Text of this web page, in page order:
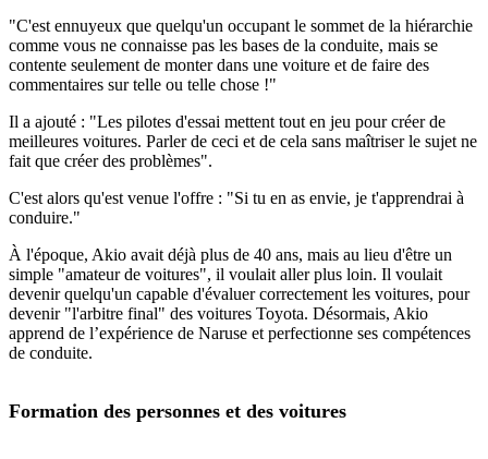
"C'est ennuyeux que quelqu'un occupant le sommet de la hiérarchie
comme vous ne connaisse pas les bases de la conduite, mais se
contente seulement de monter dans une voiture et de faire des
commentaires sur telle ou telle chose !"
Il a ajouté : "Les pilotes d'essai mettent tout en jeu pour créer de
meilleures voitures. Parler de ceci et de cela sans maîtriser le sujet ne
fait que créer des problèmes".
C'est alors qu'est venue l'offre : "Si tu en as envie, je t'apprendrai à
conduire."
À l'époque, Akio avait déjà plus de 40 ans, mais au lieu d'être un
simple "amateur de voitures", il voulait aller plus loin. Il voulait
devenir quelqu'un capable d'évaluer correctement les voitures, pour
devenir "l'arbitre final" des voitures Toyota. Désormais, Akio
apprend de l’expérience de Naruse et perfectionne ses compétences
de conduite.
Formation des personnes et des voitures